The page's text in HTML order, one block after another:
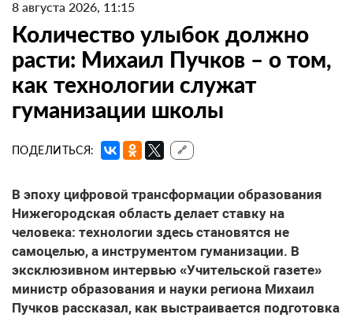
8 августа 2026, 11:15
Количество улыбок должно
расти: Михаил Пучков – о том,
как технологии служат
гуманизации школы
ПОДЕЛИТЬСЯ: 🔗
В эпоху цифровой трансформации образования
Нижегородская область делает ставку на
человека: технологии здесь становятся не
самоцелью, а инструментом гуманизации. В
эксклюзивном интервью «Учительской газете»
министр образования и науки региона Михаил
Пучков рассказал, как выстраивается подготовка